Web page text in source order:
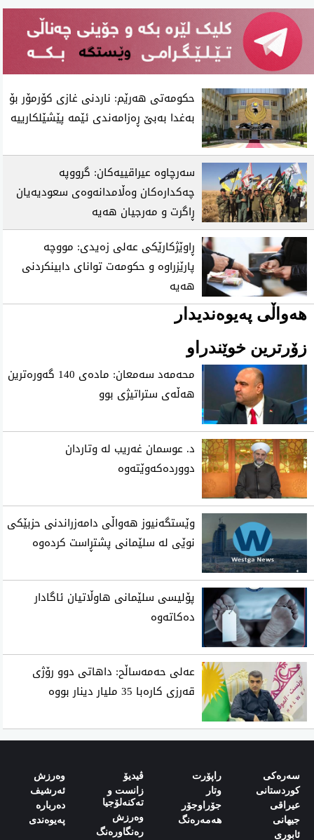
حکومەتی هەرێم: ناردنی غازی کۆرمۆر بۆ
بەغدا بەبێ ڕەزامەندی ئێمە پێشێلکارییە
سەرچاوە عیراقییەکان: گرووپە
چەکدارەکان وەڵامدانەوەی سعودیەیان
ڕاگرت و مەرجیان هەیە
ڕاوێژکارێکی عەلی زەیدی: مووچە
پارێزراوە و حکومەت توانای دابینکردنی
هەیە
هەواڵی پەیوەندیدار
زۆرترین خوێندراو
محه‌مه‌د سه‌معان: ماده‌ی 140 گه‌وره‌ترین
هه‌ڵه‌ی ستراتیژی‌ بوو
د. عوسمان غەریب لە وتاردان
دووردەکەوێتەوە
وێستگەنیوز هەواڵی دامەزراندنی حزبێکی
نوێی لە سلێمانی پشتڕاست کردەوە
پۆلیسی سلێمانی هاوڵاتیان ئاگادار
ده‌كاته‌وه‌
عه‌لی حه‌مه‌ساڵح: داهاتی دوو رۆژی
قه‌رزی كاره‌با 35 ملیار دینار بووه‌
سەرەکی
کوردستانی
‌‌عیراقی‌
‌‌جیهانی‌
‌‌ئابوری‌
راپۆرت
وتار
جۆراوجۆر
هەمەرەنگ
ڤیدیۆ
زانست و
تەکنەلۆجیا
وەرزش
رەنگاورەنگ
وەرزش‌
ئەرشیف
دەربارە‌
پەیوەندی‌